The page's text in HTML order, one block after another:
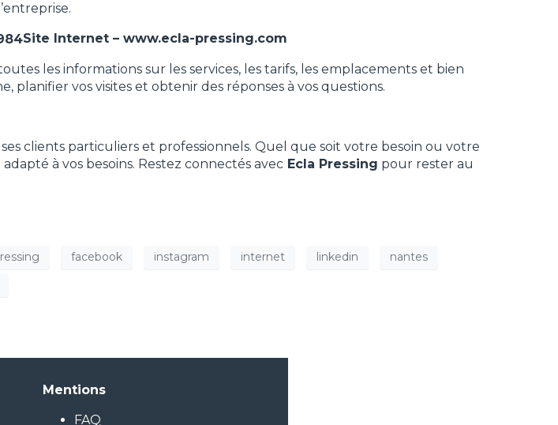
Site Internet – www.ecla-pressing.com
les informations sur les services, les tarifs, les emplacements et bien
planifier vos visites et obtenir des réponses à vos questions.
clients particuliers et professionnels. Quel que soit votre besoin ou votre
à vos besoins. Restez connectés avec Ecla Pressing pour rester au
facebook instagram internet linkedin
nantes
Mentions
FAQ